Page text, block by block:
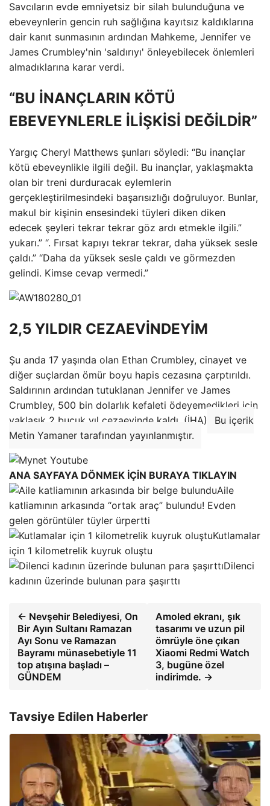
Savcıların evde emniyetsiz bir silah bulunduğuna ve
ebeveynlerin gencin ruh sağlığına kayıtsız kaldıklarına
dair kanıt sunmasının ardından Mahkeme, Jennifer ve
James Crumbley'nin 'saldırıyı' önleyebilecek önlemleri
almadıklarına karar verdi.
“BU İNANÇLARIN KÖTÜ
EBEVEYNLERLE İLİŞKİSİ DEĞİLDİR”
Yargıç Cheryl Matthews şunları söyledi: “Bu inançlar
kötü ebeveynlikle ilgili değil. Bu inançlar, yaklaşmakta
olan bir treni durduracak eylemlerin
gerçekleştirilmesindeki başarısızlığı doğruluyor. Bunlar,
makul bir kişinin ensesindeki tüyleri diken diken
edecek şeyleri tekrar tekrar göz ardı etmekle ilgili.”
yukarı.” “. Fırsat kapıyı tekrar tekrar, daha yüksek sesle
çaldı.” “Daha da yüksek sesle çaldı ve görmezden
gelindi. Kimse cevap vermedi.”
2,5 YILDIR CEZAEVİNDEYİM
Şu anda 17 yaşında olan Ethan Crumbley, cinayet ve
diğer suçlardan ömür boyu hapis cezasına çarptırıldı.
Saldırının ardından tutuklanan Jennifer ve James
Crumbley, 500 bin dolarlık kefaleti ödeyemedikleri için
yaklaşık 2 buçuk yıl cezaevinde kaldı. (İHA)
Bu içerik
Metin Yamaner tarafından yayınlanmıştır.
ANA SAYFAYA DÖNMEK İÇİN BURAYA TIKLAYIN
Aile
katliamının arkasında “ortak araç” bulundu! Evden
gelen görüntüler tüyler ürpertti
Kutlamalar
için 1 kilometrelik kuyruk oluştu
Dilenci
kadının üzerinde bulunan para şaşırttı
← Nevşehir Belediyesi, On
Bir Ayın Sultanı Ramazan
Ayı Sonu ve Ramazan
Bayramı münasebetiyle 11
top atışına başladı –
GÜNDEM
Amoled ekranı, şık
tasarımı ve uzun pil
ömrüyle öne çıkan
Xiaomi Redmi Watch
3, bugüne özel
indirimde. →
Tavsiye Edilen Haberler